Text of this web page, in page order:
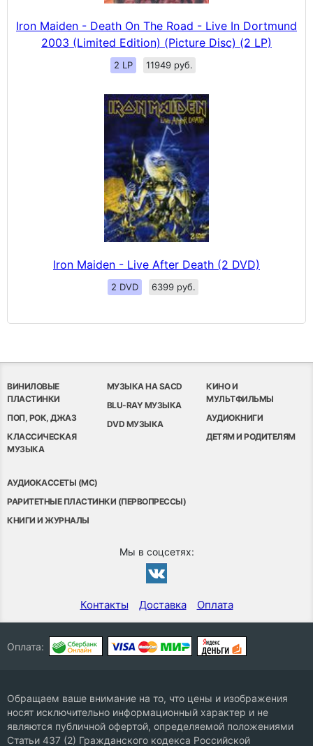
Iron Maiden - Death On The Road - Live In Dortmund
2003 (Limited Edition) (Picture Disc) (2 LP)
2 LP 11949 руб.
Iron Maiden - Live After Death (2 DVD)
2 DVD 6399 руб.
ВИНИЛОВЫЕ
ПЛАСТИНКИ
ПОП, РОК, ДЖАЗ
КЛАССИЧЕСКАЯ
МУЗЫКА
МУЗЫКА НА SACD
BLU-RAY МУЗЫКА
DVD МУЗЫКА
КИНО И
МУЛЬТФИЛЬМЫ
АУДИОКНИГИ
ДЕТЯМ И РОДИТЕЛЯМ
АУДИОКАССЕТЫ (MC)
РАРИТЕТНЫЕ ПЛАСТИНКИ (ПЕРВОПРЕССЫ)
КНИГИ И ЖУРНАЛЫ
Мы в соцсетях:
Контакты Доставка Оплата
Оплата:
Обращаем ваше внимание на то, что цены и изображения
носят исключительно информационный характер и не
являются публичной офертой, определяемой положениями
Статьи 437 (2) Гражданского кодекса Российской